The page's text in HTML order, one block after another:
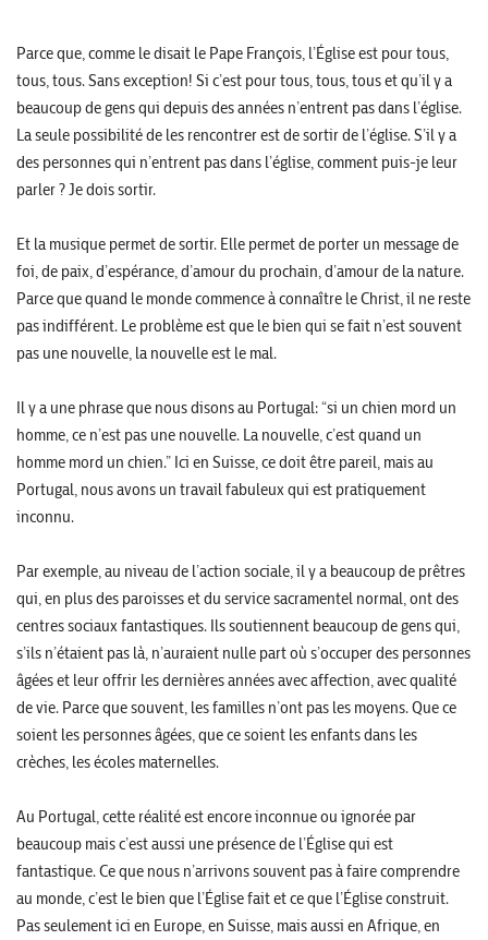
Parce que, comme le disait le Pape François, l’Église est pour tous,
tous, tous. Sans exception! Si c’est pour tous, tous, tous et qu’il y a
beaucoup de gens qui depuis des années n’entrent pas dans l’église.
La seule possibilité de les rencontrer est de sortir de l’église. S’il y a
des personnes qui n’entrent pas dans l’église, comment puis-je leur
parler ? Je dois sortir.
Et la musique permet de sortir. Elle permet de porter un message de
foi, de paix, d’espérance, d’amour du prochain, d’amour de la nature.
Parce que quand le monde commence à connaître le Christ, il ne reste
pas indifférent. Le problème est que le bien qui se fait n’est souvent
pas une nouvelle, la nouvelle est le mal.
Il y a une phrase que nous disons au Portugal: “si un chien mord un
homme, ce n’est pas une nouvelle. La nouvelle, c’est quand un
homme mord un chien.” Ici en Suisse, ce doit être pareil, mais au
Portugal, nous avons un travail fabuleux qui est pratiquement
inconnu.
Par exemple, au niveau de l’action sociale, il y a beaucoup de prêtres
qui, en plus des paroisses et du service sacramentel normal, ont des
centres sociaux fantastiques. Ils soutiennent beaucoup de gens qui,
s’ils n’étaient pas là, n’auraient nulle part où s’occuper des personnes
âgées et leur offrir les dernières années avec affection, avec qualité
de vie. Parce que souvent, les familles n’ont pas les moyens. Que ce
soient les personnes âgées, que ce soient les enfants dans les
crèches, les écoles maternelles.
Au Portugal, cette réalité est encore inconnue ou ignorée par
beaucoup mais c’est aussi une présence de l’Église qui est
fantastique. Ce que nous n’arrivons souvent pas à faire comprendre
au monde, c’est le bien que l’Église fait et ce que l’Église construit.
Pas seulement ici en Europe, en Suisse, mais aussi en Afrique, en